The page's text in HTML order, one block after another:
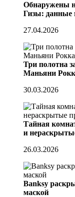
Обнаружены
Гизы: данные
27.04.2026
Три полотна
Маньяни
30.03.2026
Тайная
и
26.03.2026
Banksy
маской